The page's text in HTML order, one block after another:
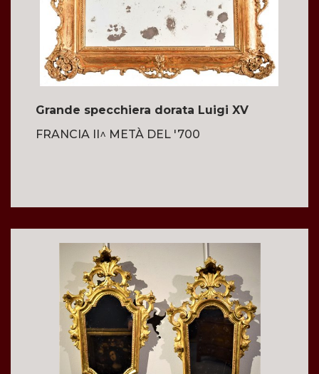
Grande specchiera dorata Luigi XV
FRANCIA II^ METÀ DEL '700